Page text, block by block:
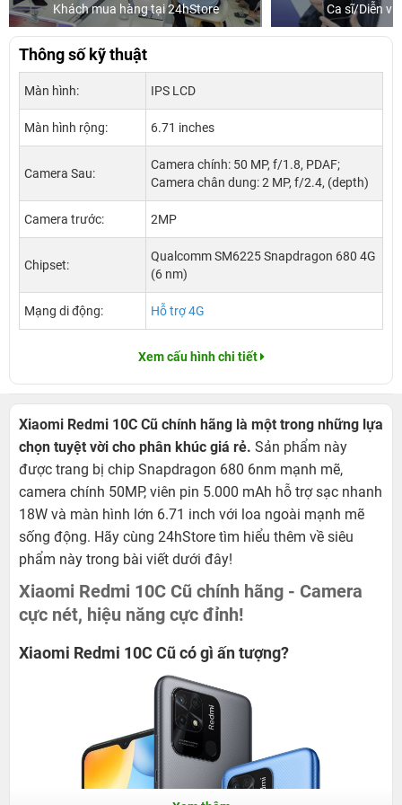
Ca sĩ/Diễn viên Jun Phạm
Thông số kỹ thuật
Màn hình: IPS LCD
Màn hình rộng: 6.71 inches
Camera Sau:
Camera chính: 50 MP, f/1.8, PDAF;
Camera chân dung: 2 MP, f/2.4, (depth)
Camera trước: 2MP
Chipset:
Qualcomm SM6225 Snapdragon 680 4G
(6 nm)
Mạng di động: Hỗ trợ 4G
Xem cấu hình chi tiết
Xiaomi Redmi 10C Cũ chính hãng là một trong những lựa
chọn tuyệt vời cho phân khúc giá rẻ. Sản phẩm này
được trang bị chip Snapdragon 680 6nm mạnh mẽ,
camera chính 50MP, viên pin 5.000 mAh hỗ trợ sạc nhanh
18W và màn hình lớn 6.71 inch với loa ngoài mạnh mẽ
sống động. Hãy cùng 24hStore tìm hiểu thêm về siêu
phẩm này trong bài viết dưới đây!
Xiaomi Redmi 10C Cũ chính hãng - Camera
cực nét, hiệu năng cực đỉnh!
Xiaomi Redmi 10C Cũ có gì ấn tượng?